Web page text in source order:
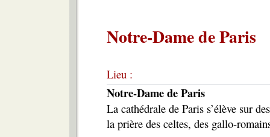
Notre-Dame de Paris
Lieu :
Notre-Dame de Paris
La cathédrale de Paris s’élève sur
la prière des celtes, des gallo-